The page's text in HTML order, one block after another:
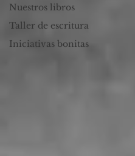
Nuestros libros
Taller de escritura
Iniciativas bonitas